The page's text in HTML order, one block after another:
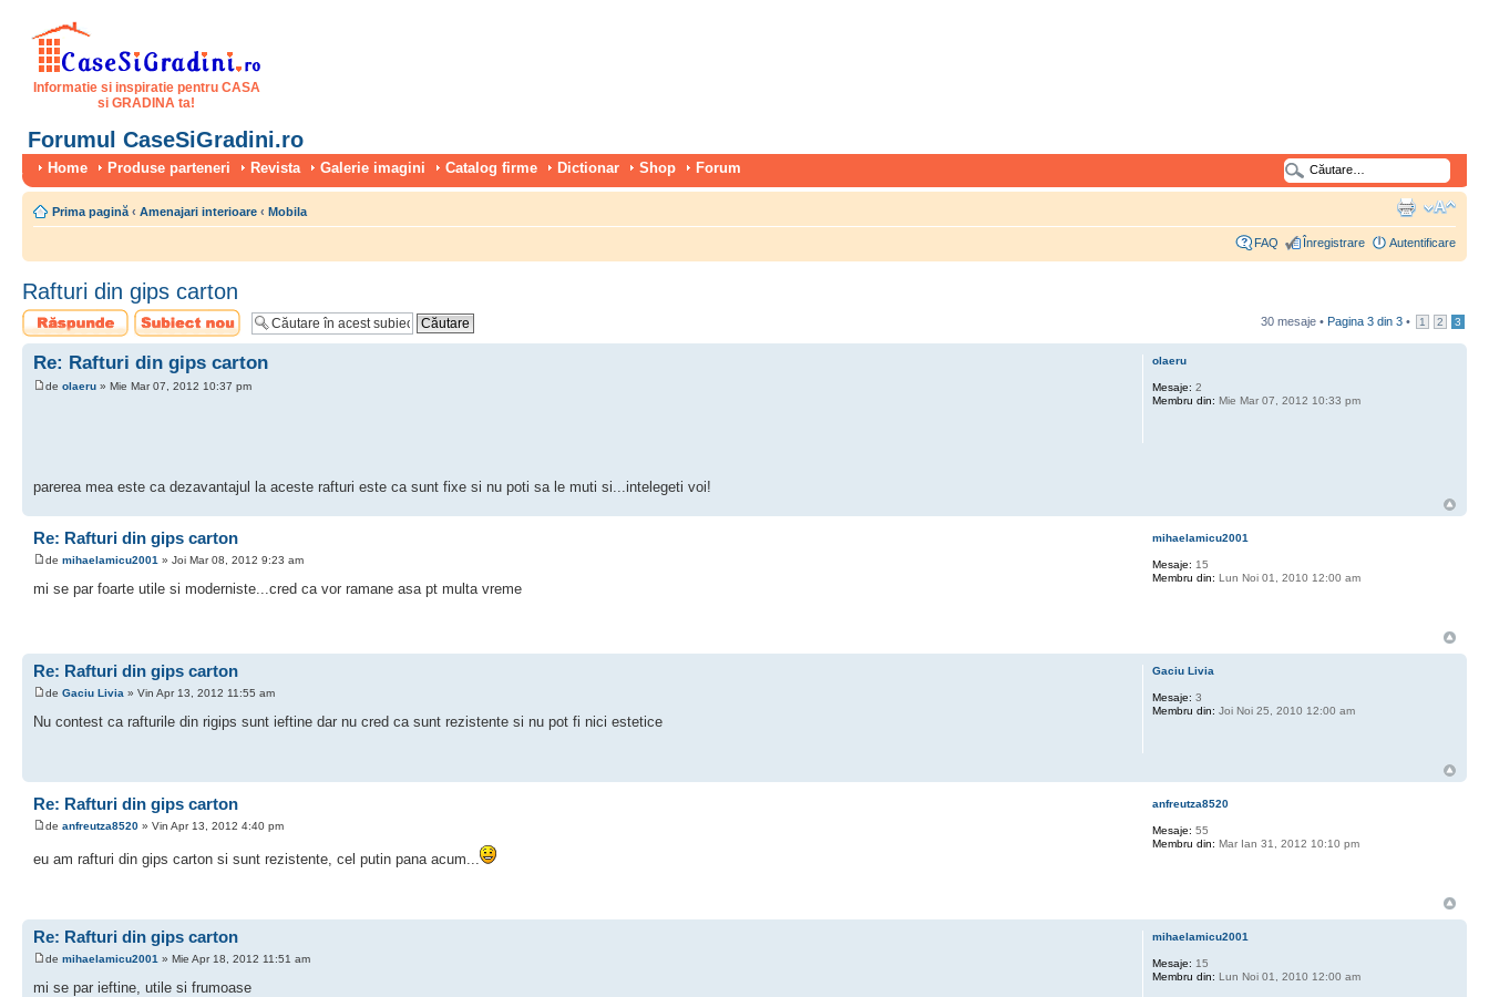
Informatie si inspiratie pentru CASA
si GRADINA ta!
Forumul CaseSiGradini.ro
Home Produse parteneri Revista Galerie imagini Catalog firme Dictionar Shop Forum
Prima pagină ‹ Amenajari interioare ‹ Mobila
FAQ Înregistrare Autentificare
Rafturi din gips carton
Scrie un răspuns
Scrie un subiect
nou
30 mesaje • Pagina 3 din 3 • 1 2 3
Re: Rafturi din gips carton
de olaeru » Mie Mar 07, 2012 10:37 pm
parerea mea este ca dezavantajul la aceste rafturi este ca sunt fixe si nu poti sa le muti si...intelegeti voi!
olaeru
Mesaje: 2
Membru din: Mie Mar 07, 2012 10:33 pm
Re: Rafturi din gips carton
de mihaelamicu2001 » Joi Mar 08, 2012 9:23 am
mi se par foarte utile si moderniste...cred ca vor ramane asa pt multa vreme
mihaelamicu2001
Mesaje: 15
Membru din: Lun Noi 01, 2010 12:00 am
Re: Rafturi din gips carton
de Gaciu Livia » Vin Apr 13, 2012 11:55 am
Nu contest ca rafturile din rigips sunt ieftine dar nu cred ca sunt rezistente si nu pot fi nici estetice
Gaciu Livia
Mesaje: 3
Membru din: Joi Noi 25, 2010 12:00 am
Re: Rafturi din gips carton
de anfreutza8520 » Vin Apr 13, 2012 4:40 pm
eu am rafturi din gips carton si sunt rezistente, cel putin pana acum...
anfreutza8520
Mesaje: 55
Membru din: Mar Ian 31, 2012 10:10 pm
Re: Rafturi din gips carton
de mihaelamicu2001 » Mie Apr 18, 2012 11:51 am
mi se par ieftine, utile si frumoase
mihaelamicu2001
Mesaje: 15
Membru din: Lun Noi 01, 2010 12:00 am